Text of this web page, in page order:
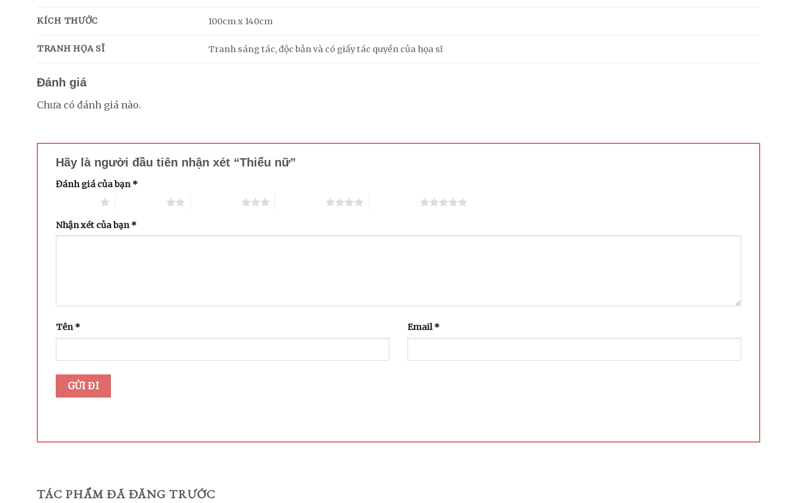
KÍCH THƯỚC 100cm x 140cm
TRANH HỌA SĨ Tranh sáng tác, độc bản và có giấy tác quyền của họa sĩ
Đánh giá
Chưa có đánh giá nào.
Hãy là người đầu tiên nhận xét “Thiếu nữ”
Đánh giá của bạn*
Nhận xét của bạn *
Tên* Email*
TÁC PHẨM ĐÃ ĐĂNG TRƯỚC